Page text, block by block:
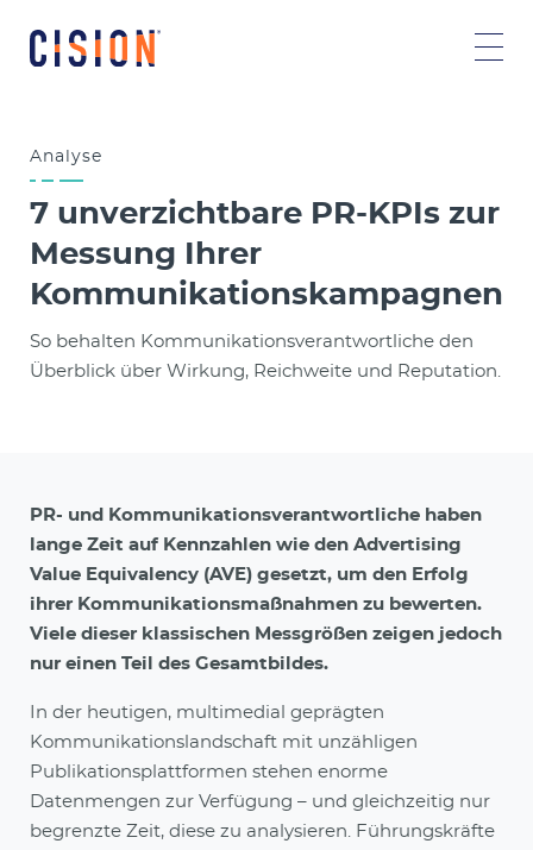
Analyse
7 unverzichtbare PR-KPIs zur
Messung Ihrer
Kommunikationskampagnen
So behalten Kommunikationsverantwortliche den
Überblick über Wirkung, Reichweite und Reputation.
PR- und Kommunikationsverantwortliche haben
lange Zeit auf Kennzahlen wie den Advertising
Value Equivalency (AVE) gesetzt, um den Erfolg
ihrer Kommunikationsmaßnahmen zu bewerten.
Viele dieser klassischen Messgrößen zeigen jedoch
nur einen Teil des Gesamtbildes.
In der heutigen, multimedial geprägten
Kommunikationslandschaft mit unzähligen
Publikationsplattformen stehen enorme
Datenmengen zur Verfügung – und gleichzeitig nur
begrenzte Zeit, diese zu analysieren. Führungskräfte